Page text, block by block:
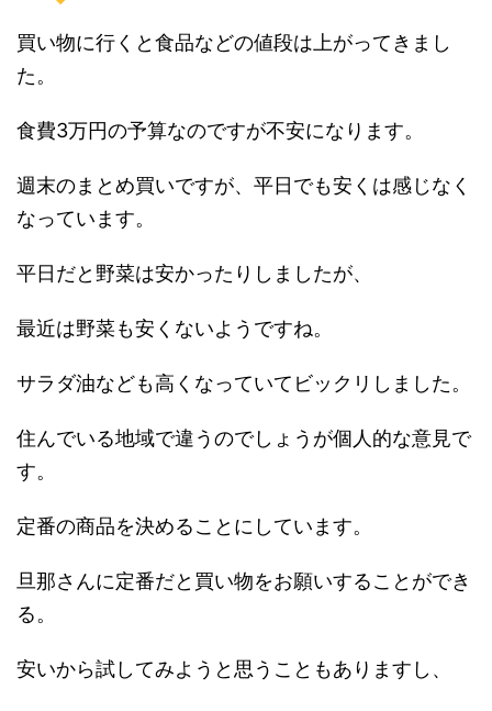
買い物に行くと食品などの値段は上がってきまし
た。
食費3万円の予算なのですが不安になります。
週末のまとめ買いですが、平日でも安くは感じなく
なっています。
平日だと野菜は安かったりしましたが、
最近は野菜も安くないようですね。
サラダ油なども高くなっていてビックリしました。
住んでいる地域で違うのでしょうが個人的な意見で
す。
定番の商品を決めることにしています。
旦那さんに定番だと買い物をお願いすることができ
る。
安いから試してみようと思うこともありますし、